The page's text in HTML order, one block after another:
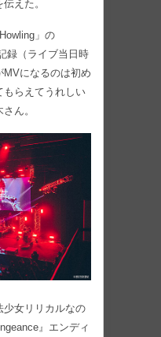
えた。
」の
録（ライブ当日時
MVになるのは初め
もらえてうれしい
ん。
少女リリカルなの
』エンディ